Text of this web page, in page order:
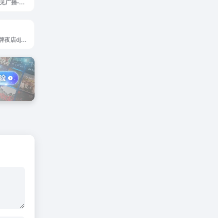
听见广播官网，听见广播-可听可看的广播电台节目直播
水晶dj网官网，潮牌夜店dj，超劲爆的dj网站以华南地区DJ为核心，提供无损高品质DJ舞曲，每天更新快人一步，我们网站有最专业DJ团队精心制作好听的串烧，打造精品车载DJ舞曲，为喜欢DJ的爱好者，提供高音质在线试听及MP3免费下载，全方位满足DJ音乐爱好者的需求。